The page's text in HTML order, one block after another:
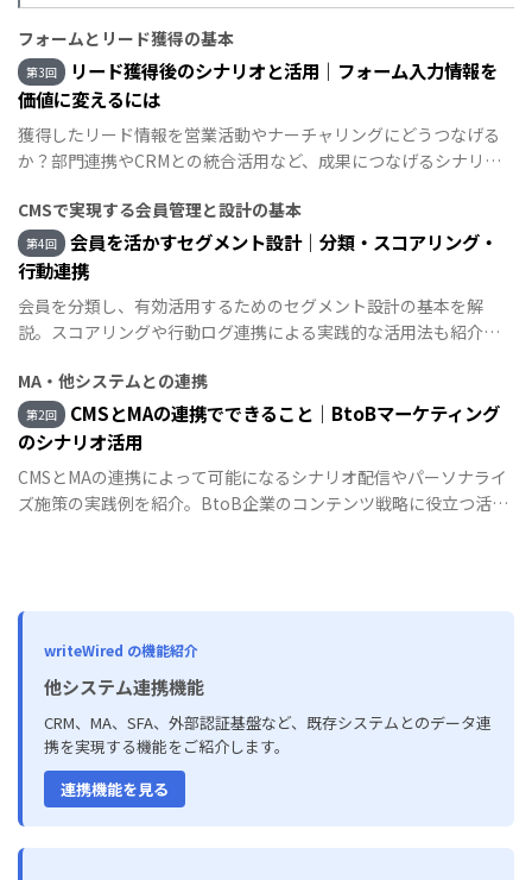
フォームとリード獲得の基本
第3回
リード獲得後のシナリオと活用｜フォーム入力情報を
価値に変えるには
獲得したリード情報を営業活動やナーチャリングにどうつなげる
か？部門連携やCRMとの統合活用など、成果につなげるシナリオ
CMSで実現する会員管理と設計の基本
第4回
会員を活かすセグメント設計｜分類・スコアリング・
行動連携
会員を分類し、有効活用するためのセグメント設計の基本を解
説。スコアリングや行動ログ連携による実践的な活用法も紹介し
MA・他システムとの連携
第2回
CMSとMAの連携でできること｜BtoBマーケティング
のシナリオ活用
CMSとMAの連携によって可能になるシナリオ配信やパーソナライ
ズ施策の実践例を紹介。BtoB企業のコンテンツ戦略に役立つ活用
writeWired の機能紹介
他システム連携機能
CRM、MA、SFA、外部認証基盤など、既存システムとのデータ連
携を実現する機能をご紹介します。
連携機能を見る